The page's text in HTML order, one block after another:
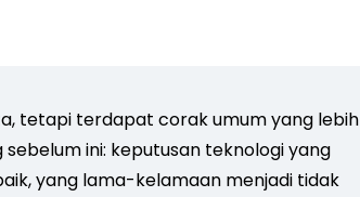
tetapi terdapat corak umum yang lebih
ini: keputusan teknologi yang
yang lama-kelamaan menjadi tidak